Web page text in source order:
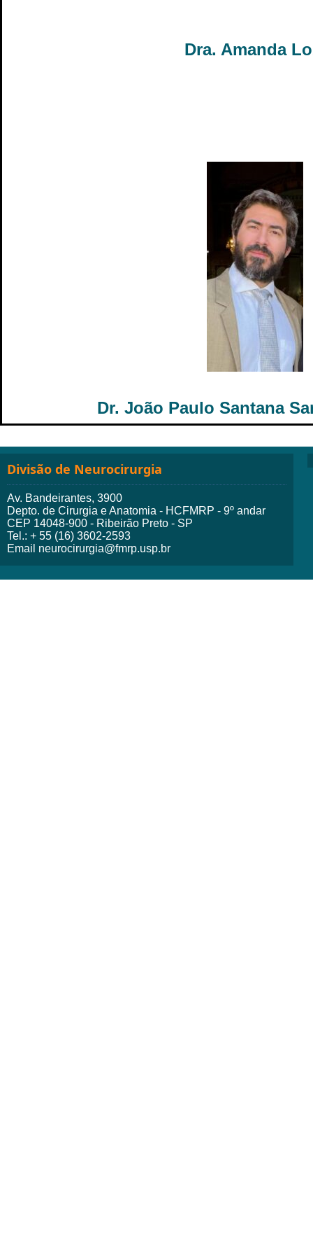
Dra. Amanda
Dr. João Paulo Santana
Divisão de Neurocirurgia
Av. Bandeirantes, 3900
Depto. de Cirurgia e Anatomia - HCFMRP - 9º andar
CEP 14048-900 - Ribeirão Preto - SP
Tel.: + 55 (16) 3602-2593
Email neurocirurgia@fmrp.usp.br